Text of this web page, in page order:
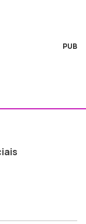
PUB
ao